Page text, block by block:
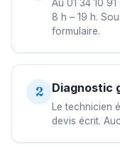
Au 01 34 10
8 h – 19 h.
formulaire.
2 Diagnostic
Le technicien
devis écrit.